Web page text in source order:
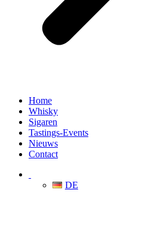
Home
Whisky
Sigaren
Tastings-Events
Nieuws
Contact
DE